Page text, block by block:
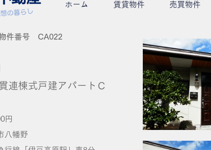
ホーム 賃貸物件 売買物件
件番号 CA022
連棟式戸建アパートＣ
円
八幡野